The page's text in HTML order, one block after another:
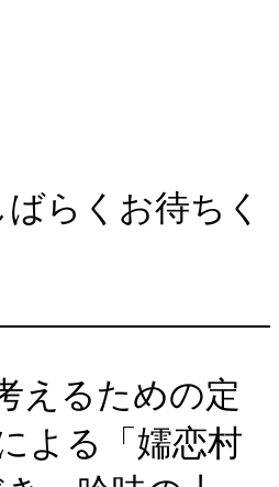
らくお待ちく
えるための定
よる「嬬恋村